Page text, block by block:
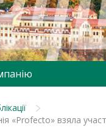
«Profecto» взяла